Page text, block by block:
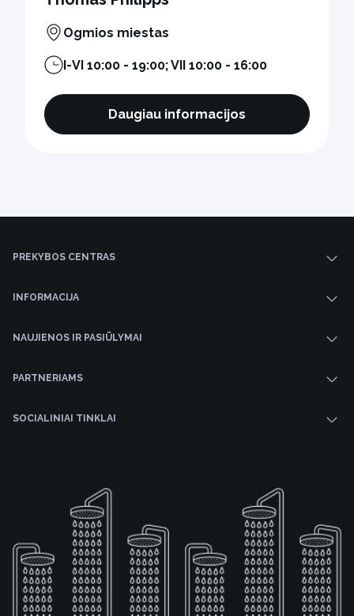
Ogmios miestas
I-VI 10:00 - 19:00; VII 10:00 - 16:00
Daugiau informacijos
PREKYBOS CENTRAS
INFORMACIJA
NAUJIENOS IR PASIŪLYMAI
PARTNERIAMS
SOCIALINIAI TINKLAI